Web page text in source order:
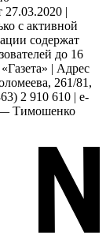
|
с активной
содержат
до 16
| Адрес
261/81,
2 910 610 | e-
— Тимошенко